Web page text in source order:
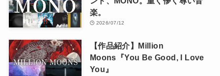
楽。
2026/07/12
【作品紹介】Million
Moons『You Be Good, I Love
You』